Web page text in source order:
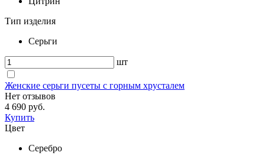
Тип изделия
Серьги
шт
Женские серьги пусеты с горным хрусталем
Нет отзывов
4 690 руб.
Купить
Цвет
Серебро